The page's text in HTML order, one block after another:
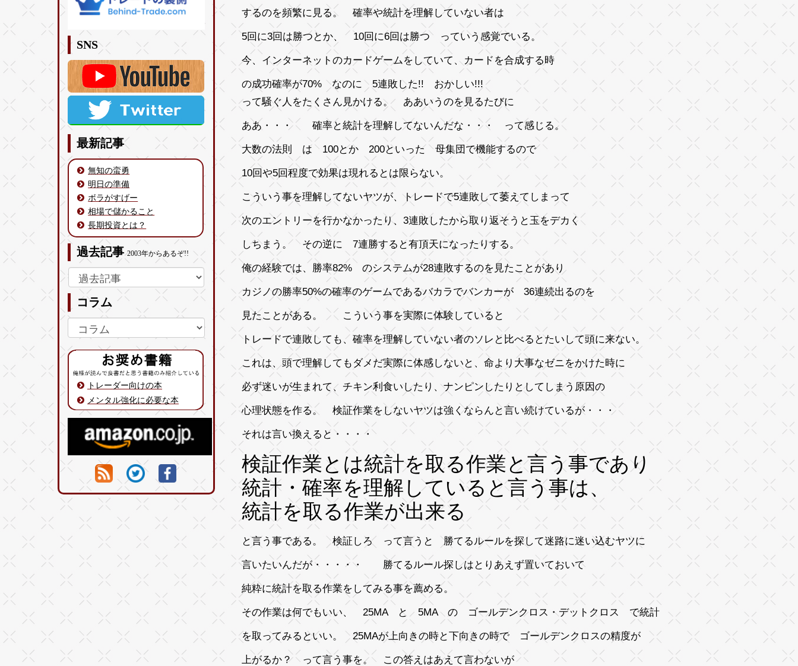
SNS
最新記事
無知の蛮勇
明日の準備
ボラがすげー
相場で儲かること
長期投資とは？
過去記事2003年からあるぞ!!
コラム
トレーダー向けの本
メンタル強化に必要な本
するのを頻繁に見る。 確率や統計を理解していない者は
5回に3回は勝つとか、 10回に6回は勝つ っていう感覚でいる。
今、インターネットのカードゲームをしていて、カードを合成する時
の成功確率が70% なのに 5連敗した!! おかしい!!!
って騒ぐ人をたくさん見かける。 ああいうのを見るたびに
ああ・・・ 確率と統計を理解してないんだな・・・ って感じる。
大数の法則 は 100とか 200といった 母集団で機能するので
10回や5回程度で効果は現れるとは限らない。
こういう事を理解してないヤツが、トレードで5連敗して萎えてしまって
次のエントリーを行かなかったり、3連敗したから取り返そうと玉をデカく
しちまう。 その逆に 7連勝すると有頂天になったりする。
俺の経験では、勝率82% のシステムが28連敗するのを見たことがあり
カジノの勝率50%の確率のゲームであるバカラでバンカーが 36連続出るのを
見たことがある。 こういう事を実際に体験していると
トレードで連敗しても、確率を理解していない者のソレと比べるとたいして頭に来ない。
これは、頭で理解してもダメだ実際に体感しないと、命より大事なゼニをかけた時に
必ず迷いが生まれて、チキン利食いしたり 、ナンピンしたりとしてしまう原因の
心理状態を作る。 検証作業をしないヤツは強くならんと言い続けているが・・・
それは言い換えると・・・・
検証作業とは統計を取る作業と言う事であり
統計・確率を理解していると言う事は、
統計を取る作業が出来る
と言う事である。 検証しろ って言うと 勝てるルールを探して迷路に迷い込むヤツに
言いたいんだが・・・・・ 勝てるルール探しはとりあえず置いておいて
純粋に統計を取る作業をしてみる事を薦める。
その作業は何でもいい、 25MA と 5MA の ゴールデンクロス・デットクロス で統計
を取ってみるといい。 25MAが上向きの時と下向きの時で ゴールデンクロスの精度が
上がるか？ って言う事を。 この答えはあえて言わないが